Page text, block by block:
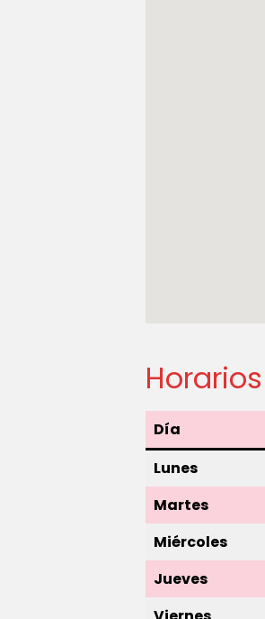
Día
Lunes
Martes
Miércoles
Jueves